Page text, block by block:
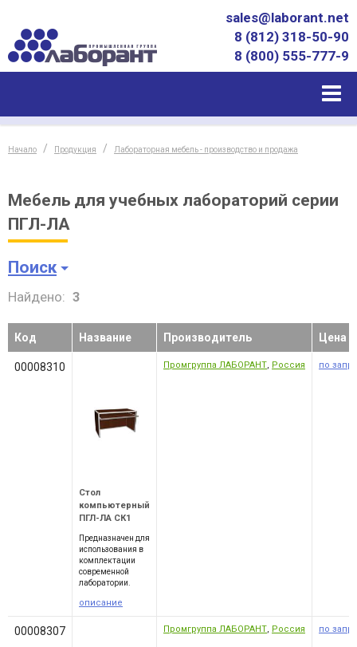
sales@laborant.net
8 (812) 318-50-90
8 (800) 555-777-9
Начало Продукция Лабораторная мебель - производство и продажа
Мебель для учебных лабораторий серии
ПГЛ-ЛА
Поиск
Найдено: 3
Код Название Производитель Цена
00008310
Стол
компьютерный
ПГЛ-ЛА СК1
Предназначен для
использования в
комплектации
современной
лаборатории.
описание
Промгруппа ЛАБОРАНТ, Россия по
00008307 Промгруппа ЛАБОРАНТ, Россия по